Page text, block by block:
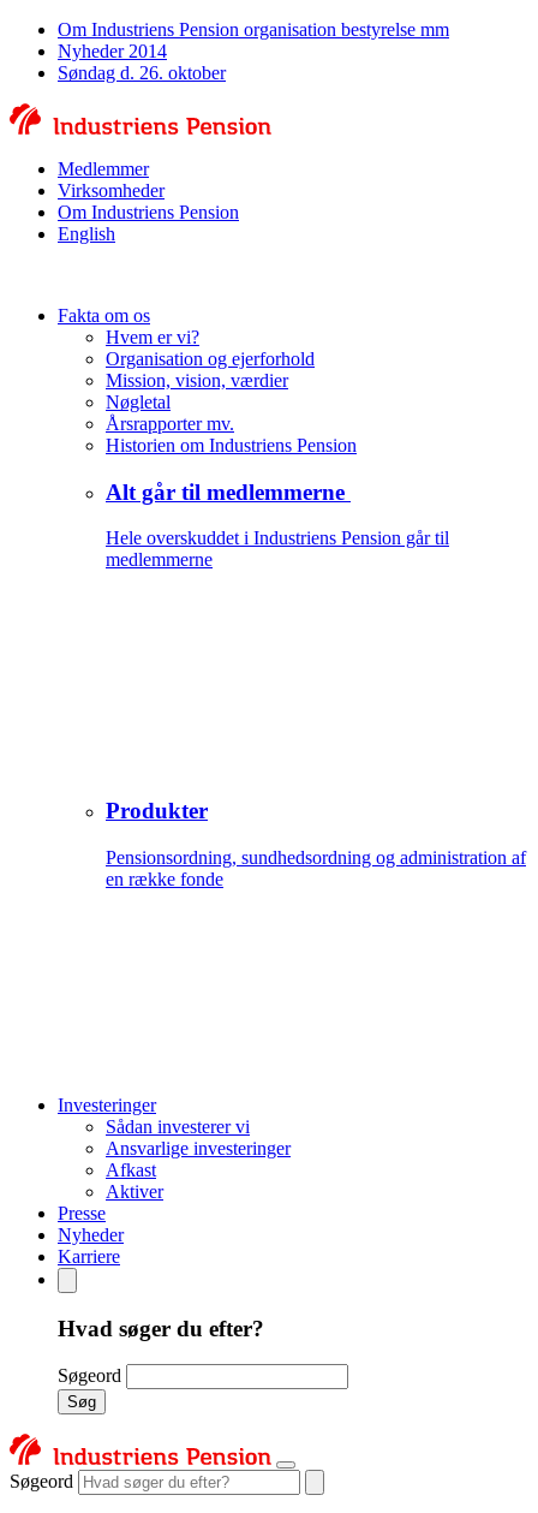
Om Industriens Pension organisation bestyrelse mm
Nyheder 2014
Søndag d. 26. oktober
Medlemmer
Virksomheder
Om Industriens Pension
English
Fakta om os
Hvem er vi?
Organisation og ejerforhold
Mission, vision, værdier
Nøgletal
Årsrapporter mv.
Historien om Industriens Pension
Alt går til medlemmerne
Hele overskuddet i Industriens Pension går til
medlemmerne
Produkter
Pensionsordning, sundhedsordning og administration af
en række fonde
Investeringer
Sådan investerer vi
Ansvarlige investeringer
Afkast
Aktiver
Presse
Nyheder
Karriere
Hvad søger du efter?
Søgeord
Søg
Søgeord